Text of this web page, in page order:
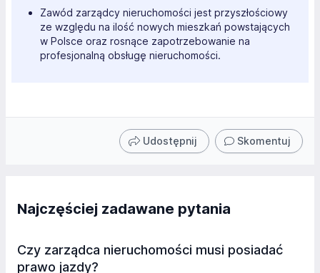
Zawód zarządcy nieruchomości jest przyszłościowy
ze względu na ilość nowych mieszkań powstających
w Polsce oraz rosnące zapotrzebowanie na
profesjonalną obsługę nieruchomości.
Udostępnij Skomentuj
Najczęściej zadawane pytania
Czy zarządca nieruchomości musi posiadać
prawo jazdy?